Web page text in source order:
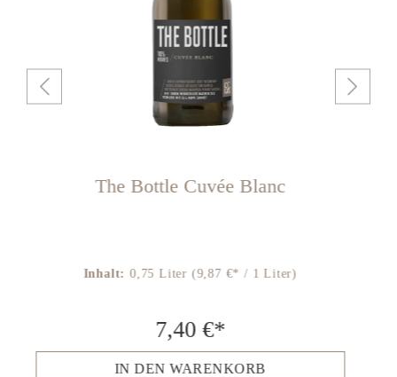
The Bottle Cuvée Blanc
Inhalt:0,75 Liter(9,87 €* / 1 Liter)
7,40 €*
IN DEN WARENKORB